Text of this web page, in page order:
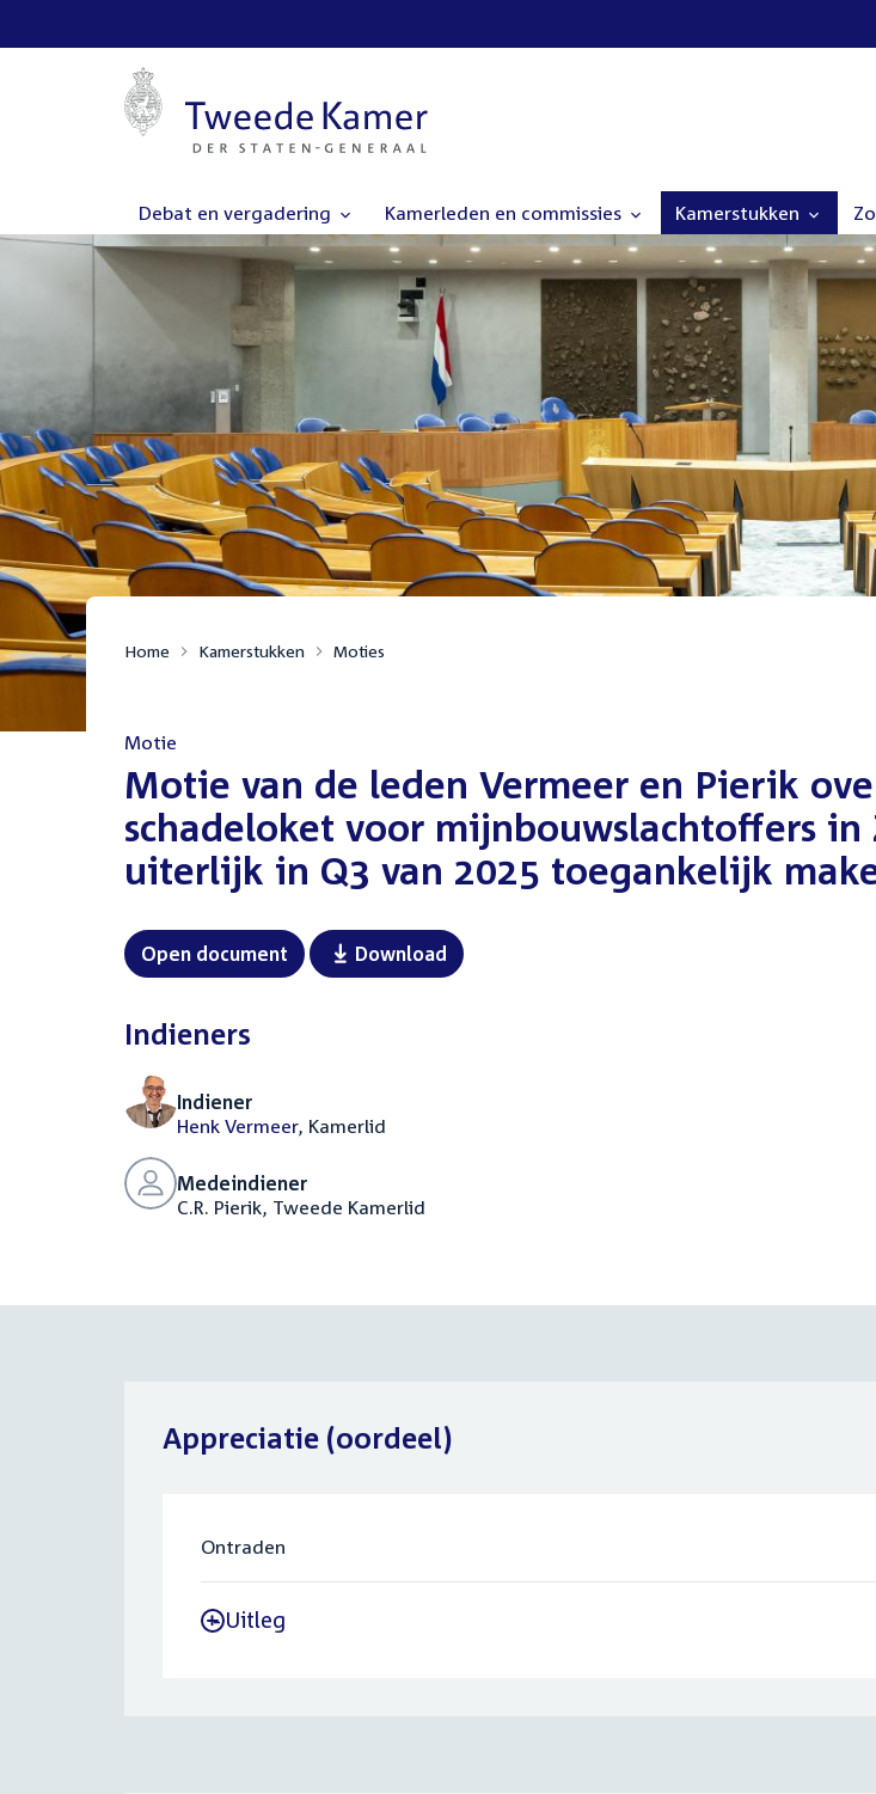
Debat en vergadering Kamerleden en commissies Kamerstukken
Home Kamerstukken Moties
Motie
:Motie van de leden Vermeer en Pierik
schadeloket voor mijnbouwslachtoffers in
uiterlijk in Q3 van 2025 toegankelijk
Open document Download
Indieners
Indiener
Henk Vermeer, Kamerlid
Medeindiener
C.R. Pierik, Tweede Kamerlid
Appreciatie (oordeel)
Ontraden
- Uitleg